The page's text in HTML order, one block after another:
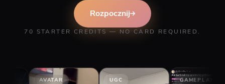
Rozpocznij
70 STARTER CREDITS — NO CARD REQUIRED.
UGC GAMEPLAY